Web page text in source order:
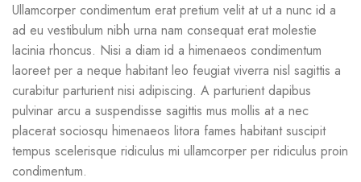
Ullamcorper condimentum erat pretium velit at ut a nunc id a
ad eu vestibulum nibh urna nam consequat erat molestie
lacinia rhoncus. Nisi a diam id a himenaeos condimentum
laoreet per a neque habitant leo feugiat viverra nisl sagittis a
curabitur parturient nisi adipiscing. A parturient dapibus
pulvinar arcu a suspendisse sagittis mus mollis at a nec
placerat sociosqu himenaeos litora fames habitant suscipit
tempus scelerisque ridiculus mi ullamcorper per ridiculus proin
condimentum.